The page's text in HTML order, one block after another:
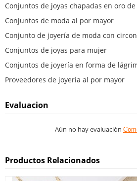
Conjuntos de joyas chapadas en oro
Conjuntos de moda al por mayor
Conjunto de joyería de moda con
Conjuntos de joyas para mujer
Conjuntos de joyería en forma de
Proveedores de joyeria al por mayor
Evaluacion
Aún no hay evaluación
Productos Relacionados